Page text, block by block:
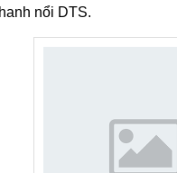
nổi DTS.